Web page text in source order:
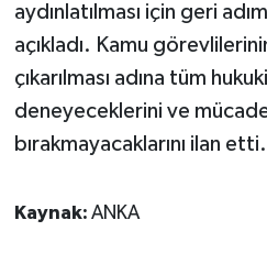
aydınlatılması için geri
açıkladı. Kamu
çıkarılması adına tüm
deneyeceklerini ve
bırakmayacaklarını ilan etti.
Kaynak: ANKA